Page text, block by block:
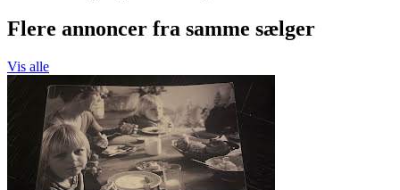
Flere annoncer fra samme sælger
Vis alle